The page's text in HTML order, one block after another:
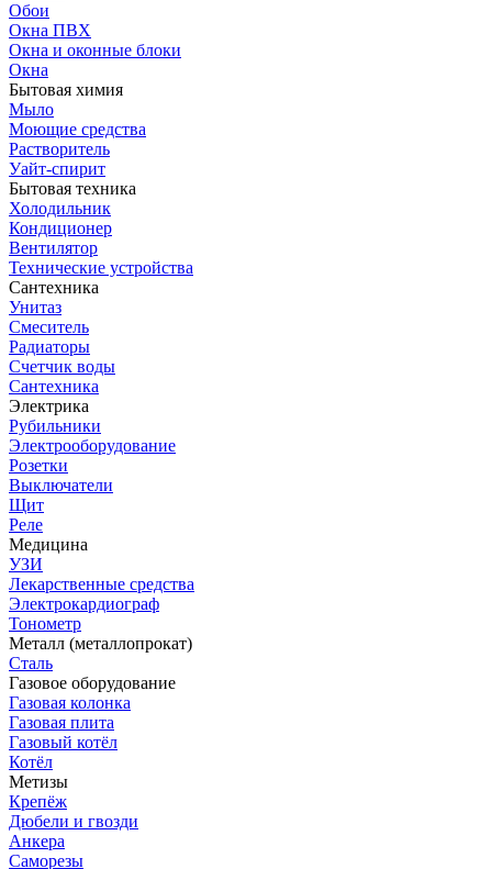
Обои
Окна ПВХ
Окна и оконные блоки
Окна
Бытовая химия
Мыло
Моющие средства
Растворитель
Уайт-спирит
Бытовая техника
Холодильник
Кондиционер
Вентилятор
Технические устройства
Сантехника
Унитаз
Смеситель
Радиаторы
Счетчик воды
Сантехника
Электрика
Рубильники
Электрооборудование
Розетки
Выключатели
Щит
Реле
Медицина
УЗИ
Лекарственные средства
Электрокардиограф
Тонометр
Металл (металлопрокат)
Сталь
Газовое оборудование
Газовая колонка
Газовая плита
Газовый котёл
Котёл
Метизы
Крепёж
Дюбели и гвозди
Анкера
Саморезы